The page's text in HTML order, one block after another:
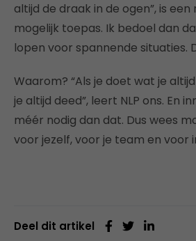
altijd de draak in de ogen”, is
mogelijk toepas. Ik bedoel dan
lopen voor spannende situaties.
Waarom? “Als je doet wat je
je altijd deed”, leert NLP ons. En
méér nodig dan dat. Dus wees
voor jezelf, voor je team en voor
Deel dit artikel